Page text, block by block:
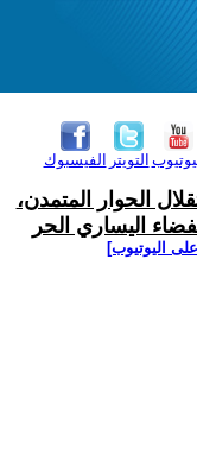
الفيسبوك التويتر
الحوار المتمدن،
اليساري الحر
اليوتيوب]